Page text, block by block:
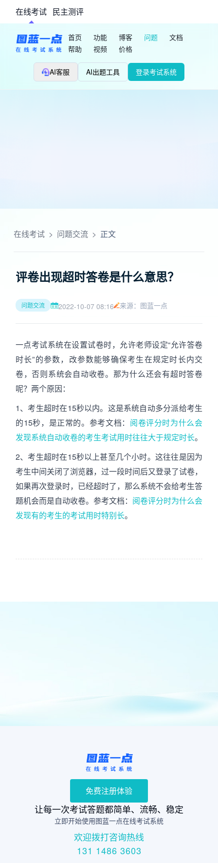
在线考试 民主测评
首页 功能 博客 问题
文档
帮助
视频 价格
AI客服 AI出题工具 登录考试系统
在线考试 > 问题交流 > 正文
评卷出现超时答卷是什么意思？
问题交流 2022-10-07 08:16 来源：图蓝一点
一点考试系统在设置试卷时，允许老师设定“允许答卷
时长”的参数，改参数能够确保考生在规定时长内交
卷，否则系统会自动收卷。那为什么还会有超时答卷
呢？两个原因：
1、考生超时在15秒以内。这是系统自动多分派给考生
的15秒，是正常的。参考文档： 阅卷评分时为什么会
发现系统自动收卷的考生考试用时往往大于规定时长。
2、考生超时在15秒以上甚至几个小时。这往往是因为
考生中间关闭了浏览器，过一段时间后又登录了试卷，
如果再次登录时，已经超时了，那么系统不会给考生答
题机会而是自动收卷。参考文档： 阅卷评分时为什么会
发现有的考生的考试用时特别长。
免费注册体验
让每一次考试答题都简单、流畅、稳定
立即开始使用图蓝一点在线考试系统
欢迎拨打咨询热线
131 1486 3603